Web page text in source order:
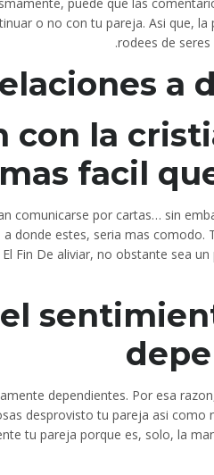
o no con tu pareja. Asi que,
rodees de seres
a
con la
facil
comunicarse por cartas… sin
donde estes, seri­a mas comodo.
Fin De aliviar, no obstante sea
dependientes. Por esa
desprovisto tu pareja asi­ como
tu pareja porque es, solo, la